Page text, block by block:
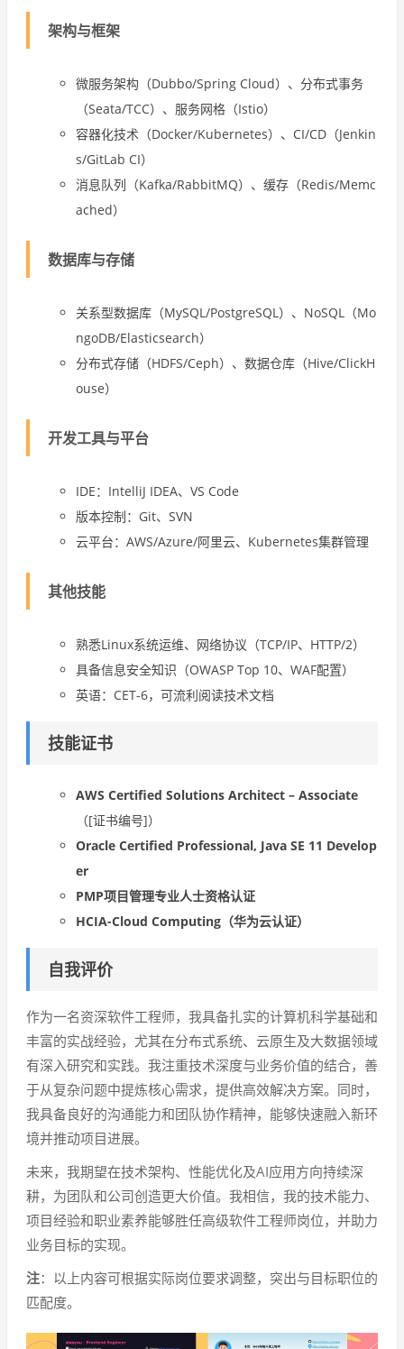
架构与框架
微服务架构（Dubbo/Spring Cloud）、分布式事务
（Seata/TCC）、服务网格（Istio）
容器化技术（Docker/Kubernetes）、CI/CD（Jenkin
s/GitLab CI）
消息队列（Kafka/RabbitMQ）、缓存（Redis/Memc
ached）
数据库与存储
关系型数据库（MySQL/PostgreSQL）、NoSQL（Mo
ngoDB/Elasticsearch）
分布式存储（HDFS/Ceph）、数据仓库（Hive/ClickH
ouse）
开发工具与平台
IDE：IntelliJ IDEA、VS Code
版本控制：Git、SVN
云平台：AWS/Azure/阿里云、Kubernetes集群管理
其他技能
熟悉Linux系统运维、网络协议（TCP/IP、HTTP/2）
具备信息安全知识（OWASP Top 10、WAF配置）
英语：CET-6，可流利阅读技术文档
技能证书
AWS Certified Solutions Architect – Associate
（[证书编号]）
Oracle Certified Professional, Java SE 11 Develop
er
PMP项目管理专业人士资格认证
HCIA-Cloud Computing（华为云认证）
自我评价
作为一名资深软件工程师，我具备扎实的计算机科学基础和
丰富的实战经验，尤其在分布式系统、云原生及大数据领域
有深入研究和实践。我注重技术深度与业务价值的结合，善
于从复杂问题中提炼核心需求，提供高效解决方案。同时，
我具备良好的沟通能力和团队协作精神，能够快速融入新环
境并推动项目进展。
未来，我期望在技术架构、性能优化及AI应用方向持续深
耕，为团队和公司创造更大价值。我相信，我的技术能力、
项目经验和职业素养能够胜任高级软件工程师岗位，并助力
业务目标的实现。
注：以上内容可根据实际岗位要求调整，突出与目标职位的
匹配度。